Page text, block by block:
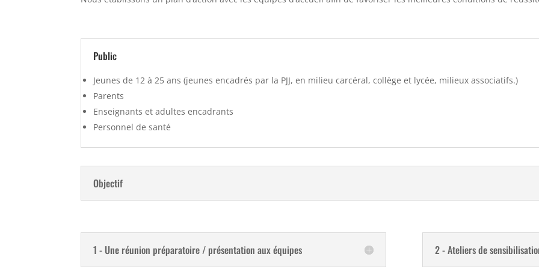
Public
Jeunes de 12 à 25 ans (jeunes encadrés par la PJJ, en milieu carcéral, collège et lycée, milieux associatifs.)
Parents
Enseignants et adultes encadrants
Personnel de santé
Objectif
1 - Une réunion préparatoire / présentation aux équipes 2 - Ateliers de